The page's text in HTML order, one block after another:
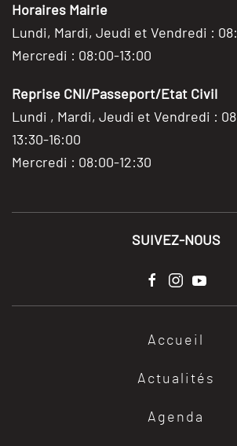
Horaires Mairie
Lundi, Mardi, Jeudi et Vendredi :
Mercredi : 08:00-13:00
Reprise CNI/Passeport/Etat Civil
Lundi , Mardi, Jeudi et Vendredi :
13:30-16:00
Mercredi : 08:00-12:30
SUIVEZ-NOUS
Accueil
Actualités
Agenda